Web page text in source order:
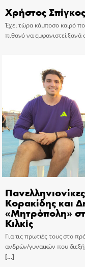
Χρήστος
Έχει τώρα κάμποσο καιρό
πιθανό να εμφανιστεί ξανά
Κορακίδης και
«Μητρόπολη»
Κιλκίς
Για τις πρωτιές τους στο
ανδρών/γυναικών που
[…]